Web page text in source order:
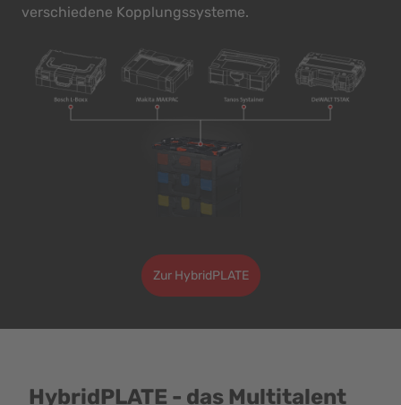
verschiedene Kopplungssysteme.
Zur HybridPLATE
HybridPLATE - das Multitalent